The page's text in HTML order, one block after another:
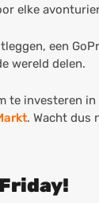
elke
een
wereld delen.
investeren in
. Wacht dus